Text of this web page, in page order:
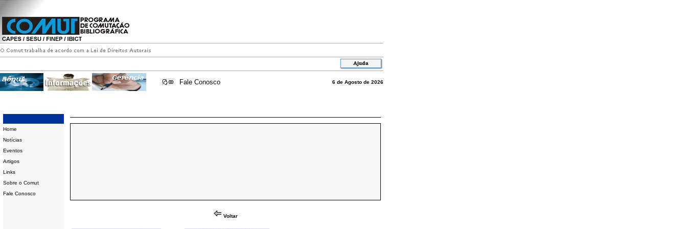
Fale Conosco 6 de Agosto de 2026
Home
Notícias
Eventos
Artigos
Links
Sobre o Comut
Fale Conosco
Voltar